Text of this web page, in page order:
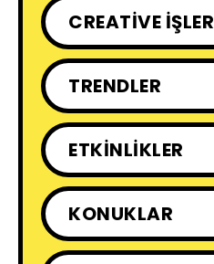
CREATIVE İŞLER
TRENDLER
ETKINLIKLER
KONUKLAR